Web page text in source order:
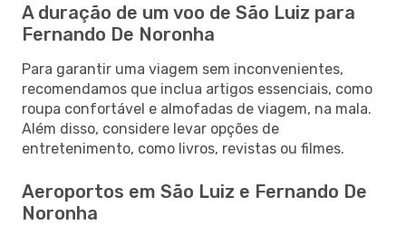
A duração de um voo de São Luiz para
Fernando De Noronha
Para garantir uma viagem sem inconvenientes,
recomendamos que inclua artigos essenciais, como
roupa confortável e almofadas de viagem, na mala.
Além disso, considere levar opções de
entretenimento, como livros, revistas ou filmes.
Aeroportos em São Luiz e Fernando De
Noronha